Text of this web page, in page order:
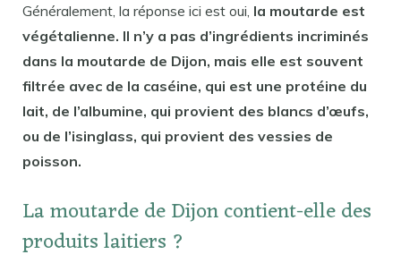
Généralement, la réponse ici est oui, la moutarde est
végétalienne. Il n’y a pas d’ingrédients incriminés
dans la moutarde de Dijon, mais elle est souvent
filtrée avec de la caséine, qui est une protéine du
lait, de l’albumine, qui provient des blancs d’œufs,
ou de l’isinglass, qui provient des vessies de
poisson.
La moutarde de Dijon contient-elle des
produits laitiers ?